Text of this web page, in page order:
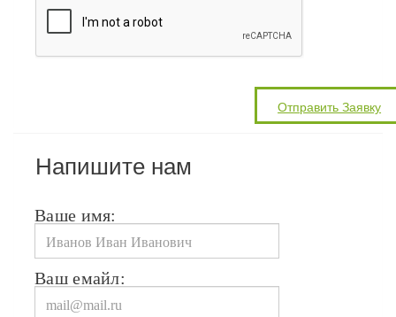
Напишите нам
Ваше имя:
Ваш емайл: